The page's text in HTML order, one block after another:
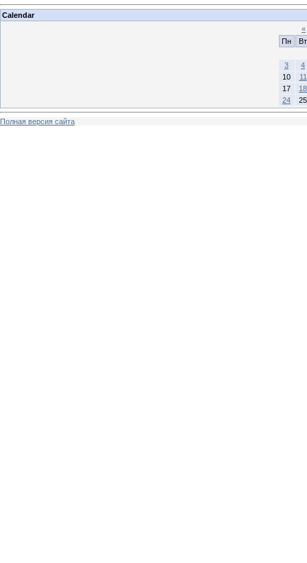
Calendar
«
Пн
Вт
3
4
10
11
17
18
24
25
Полная версия сайта